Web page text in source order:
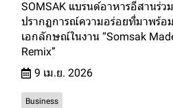
SOMSAK แบรนด์อาหารอีสานร่ว
ปรากฏการณ์ความอร่อยที่มาพร้อ
เอกลักษณ์ในงาน “Somsak
Remix”
9 เม.ย. 2026
Business